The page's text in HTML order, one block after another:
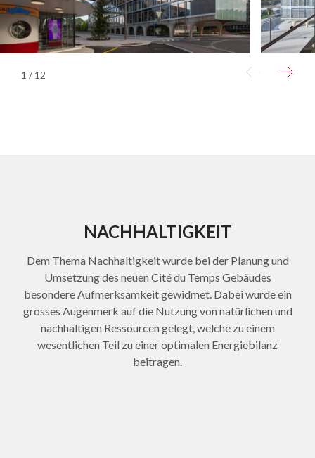
1 / 12
NACHHALTIGKEIT
Dem Thema Nachhaltigkeit wurde bei der Planung und
Umsetzung des neuen Cité du Temps Gebäudes
besondere Aufmerksamkeit gewidmet. Dabei wurde ein
grosses Augenmerk auf die Nutzung von natürlichen und
nachhaltigen Ressourcen gelegt, welche zu einem
wesentlichen Teil zu einer optimalen Energiebilanz
beitragen.